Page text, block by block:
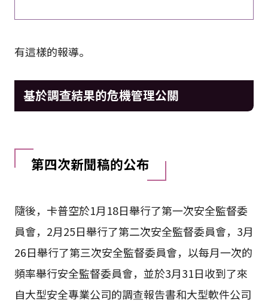
有這樣的報導。
基於調查結果的危機管理公關
第四次新聞稿的公布
隨後，卡普空於1月18日舉行了第一次安全監督委
員會，2月25日舉行了第二次安全監督委員會，3月
26日舉行了第三次安全監督委員會，以每月一次的
頻率舉行安全監督委員會，並於3月31日收到了來
自大型安全專業公司的調查報告書和大型軟件公司